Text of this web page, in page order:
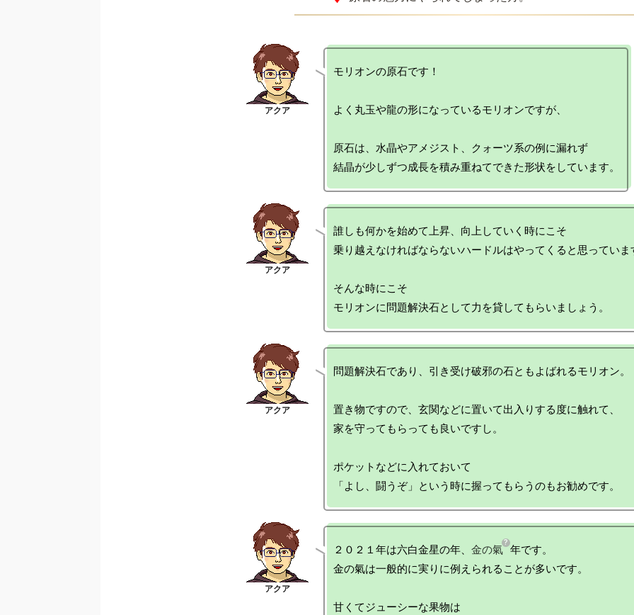
モリオンの原石です！
よく丸玉や龍の形になっているモリオンですが、
原石は、水晶やアメジスト、クォーツ系の例に漏れず
誰しも何かを始めて上昇、向上していく時にこそ
乗り越えなければならないハードルはやってくると思っていま
そんな時にこそ
問題解決石であり、引き受け破邪の石ともよばれるモリオン。
置き物ですので、玄関などに置いて出入りする度に触れて、
家を守ってもらっても良いですし。
ポケットなどに入れておいて
２０２１年は六白金星の年、 金の氣 年です。
金の氣は一般的に実りに例えられることが多いです。
甘くてジューシーな果物は